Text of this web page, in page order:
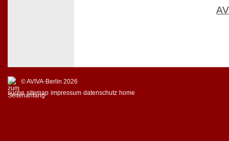
© AVIVA-Berlin 2026
suche sitemap impressum datenschutz home